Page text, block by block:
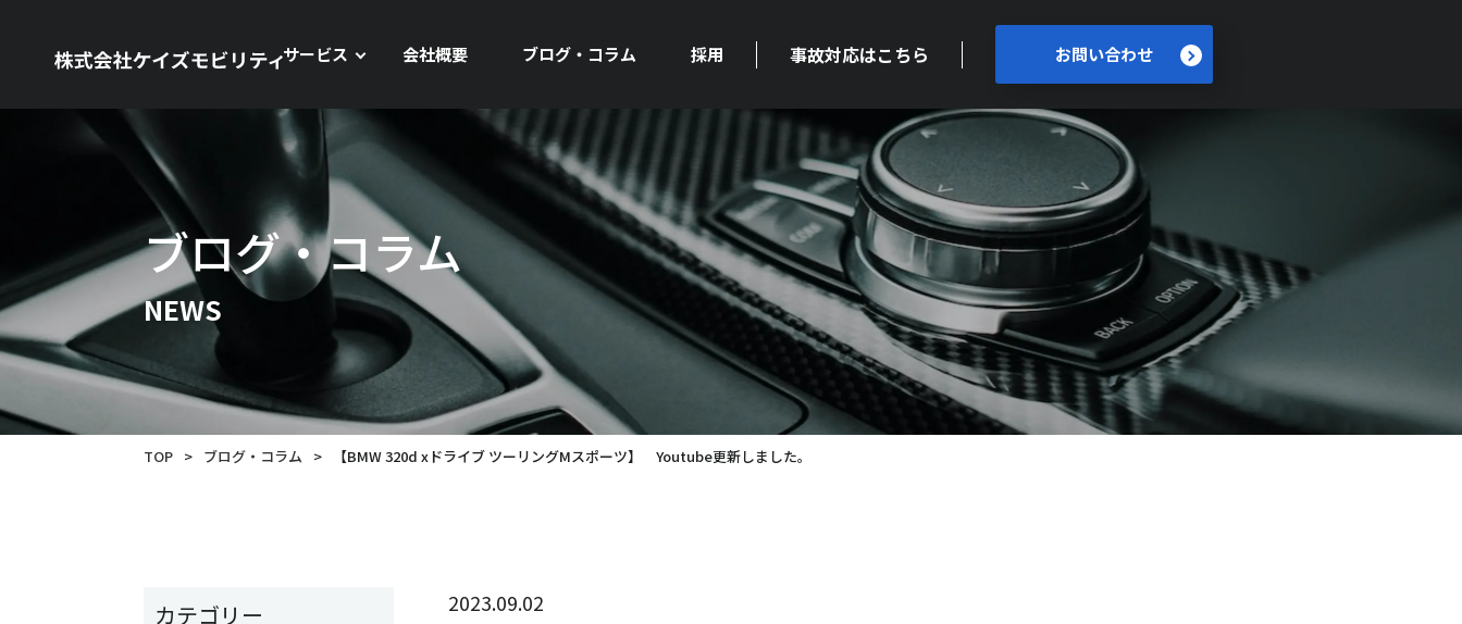
サービス 会社概要 ブログ・コラム 採用 事故対応はこちら お問い合わせ
ブログ・コラム
NEWS
TOP > ブログ・コラム > 【BMW 320d xドライブ ツーリングMスポーツ】 Youtube更新しました。
カテゴリー 2023.09.02